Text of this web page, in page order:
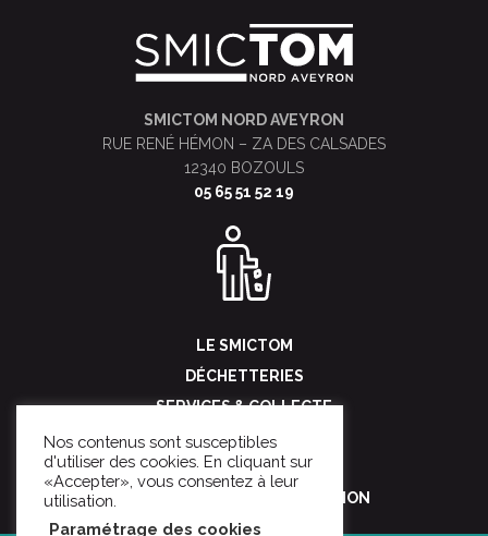
FOOTER
SMICTOM NORD AVEYRON
RUE RENÉ HÉMON – ZA DES CALSADES
12340 BOZOULS
05 65 51 52 19
LE SMICTOM
DÉCHETTERIES
SERVICES & COLLECTE
POUR LES PROS
NOUS CONTACTER
SENSIBILISATION & PRÉVENTION
Nos contenus sont susceptibles
d'utiliser des cookies. En cliquant sur
«Accepter», vous consentez à leur
utilisation.
Paramétrage des cookies